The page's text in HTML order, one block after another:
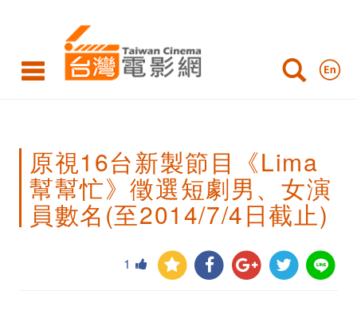
16
新
目
原視16台新製節目《Lima
幫幫忙》徵選短劇男、女演
員數名(至2014/7/4日截止)
1